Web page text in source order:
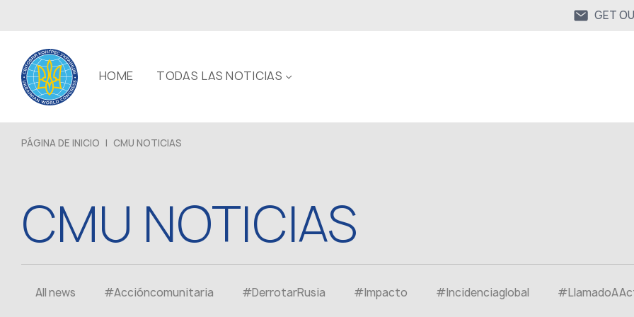
GET
HOME TODAS LAS NOTICIAS
PÁGINA DE INICIO | CMU NOTICIAS
CMU NOTICIAS
All news #Accióncomunitaria #DerrotarRusia #Impacto #Incidenciaglobal